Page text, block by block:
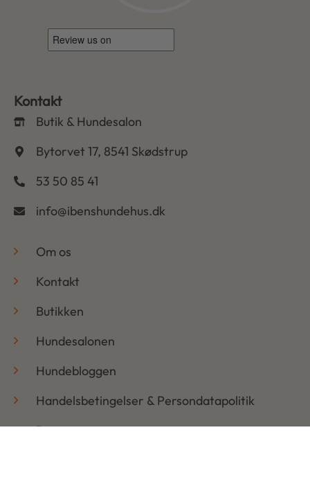
Kontakt
Butik & Hundesalon
Bytorvet 17, 8541 Skødstrup
53 50 85 41
info@ibenshundehus.dk
Om os
Kontakt
Butikken
Hundesalonen
Hundebloggen
Handelsbetingelser & Persondatapolitik
Retur